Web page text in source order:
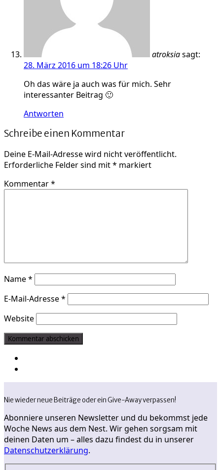
atroksiasagt:
28. März 2016 um 18:26 Uhr
Oh das wäre ja auch was für mich. Sehr
interessanter Beitrag 🙂
Antworten
Schreibe einen Kommentar
Deine E-Mail-Adresse wird nicht veröffentlicht.
Erforderliche Felder sind mit* markiert
Kommentar*
Name*
E-Mail-Adresse*
Website
Nie wieder neue Beiträge oder ein Give-Away verpassen!
Abonniere unseren Newsletter und du bekommst jede
Woche News aus dem Nest. Wir gehen sorgsam mit
deinen Daten um – alles dazu findest du in unserer
Datenschutzerklärung.